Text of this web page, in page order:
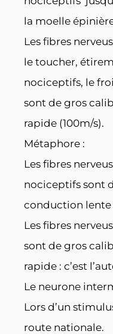
la moelle
Les fibres
le toucher,
nociceptifs, le
sont de gros
rapide (100m/s).
Métaphore :
Les fibres
nociceptifs sont
conduction lente
Les fibres
sont de gros
rapide : c’est
Le neurone
Lors d’un
route nationale.